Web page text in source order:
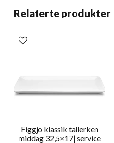
Relaterte produkter
Figgjo klassik tallerken
middag 32,5×17| service